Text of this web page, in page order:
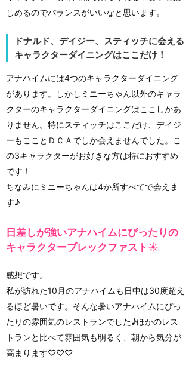
しめるのでバランスがいいなと思います。
ドナルド、デイジー、スティッチに会える
キャラクターダイニングはここだけ！
アナハイムには4つのキャラクターダイニング
があります。しかしミニーちゃん以外のキャラ
クターのキャラクターダイニングはここしかあ
りません。特にスティッチはここだけ、デイジ
ーもこことＤＣＡでしか会えませんでした。こ
の3キャラクターがお好きな方は特におすすめ
です！
ちなみにミニーちゃんは4か所すべてで会えま
す♪
日差しが強いアナハイムにぴったりの
キャラクターブレックファスト☀
感想です。
私が訪れた10月のアナハイムも日中は30度超え
るほど暑いです。そんな暑いアナハイムにぴっ
たりの雰囲気のレストランでした♪ほかのレス
トランと比べて雰囲気も明るく、朝から気分が
高まります♡♡♡